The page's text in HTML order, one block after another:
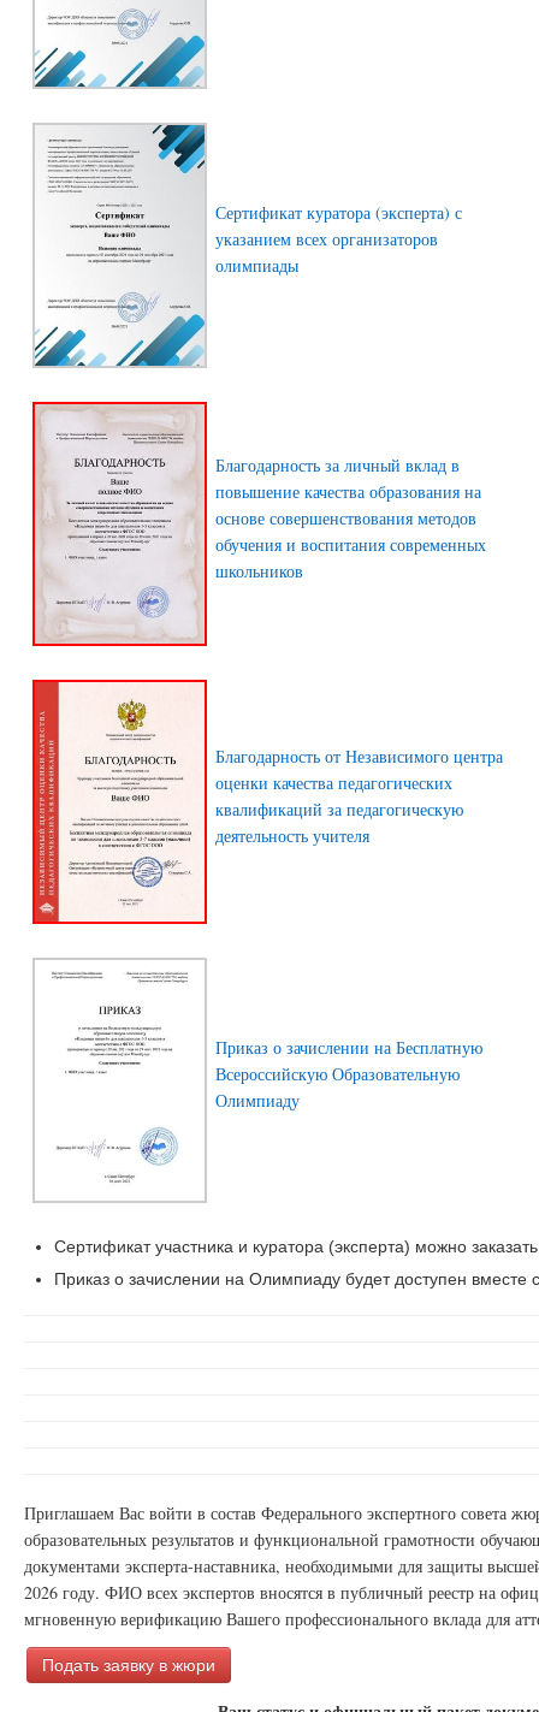
Сертификат куратора (эксперта) с
указанием всех организаторов
олимпиады
Благодарность за личный вклад в
повышение качества образования на
основе совершенствования методов
обучения и воспитания современных
школьников
Благодарность от Независимого центра
оценки качества педагогических
квалификаций за педагогическую
деятельность учителя
Приказ о зачислении на Бесплатную
Всероссийскую Образовательную
Олимпиаду
Сертификат участника и куратора (эксперта) можно
Приказ о зачислении на Олимпиаду будет доступен вместе
Приглашаем Вас войти в состав Федерального экспертного совета
образовательных результатов и функциональной грамотности
документами эксперта-наставника, необходимыми для защиты
2026 году. ФИО всех экспертов вносятся в публичный реестр на
мгновенную верификацию Вашего профессионального вклада для
Подать заявку в жюри